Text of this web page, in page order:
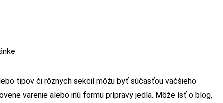
tipov či rôznych sekcií môžu byť súčasťou väčšieho
varenie alebo inú formu prípravy jedla. Môže ísť o blog,